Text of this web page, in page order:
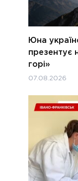
Юна
презентує
горі»
07.08.2026